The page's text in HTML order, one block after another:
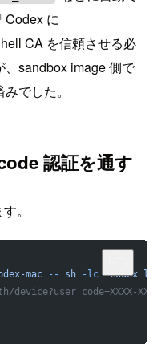
Codex に
CA を信頼させる必
sandbox image 側で
でした。
認証を通す
。
mac -- sh -lc 'codex